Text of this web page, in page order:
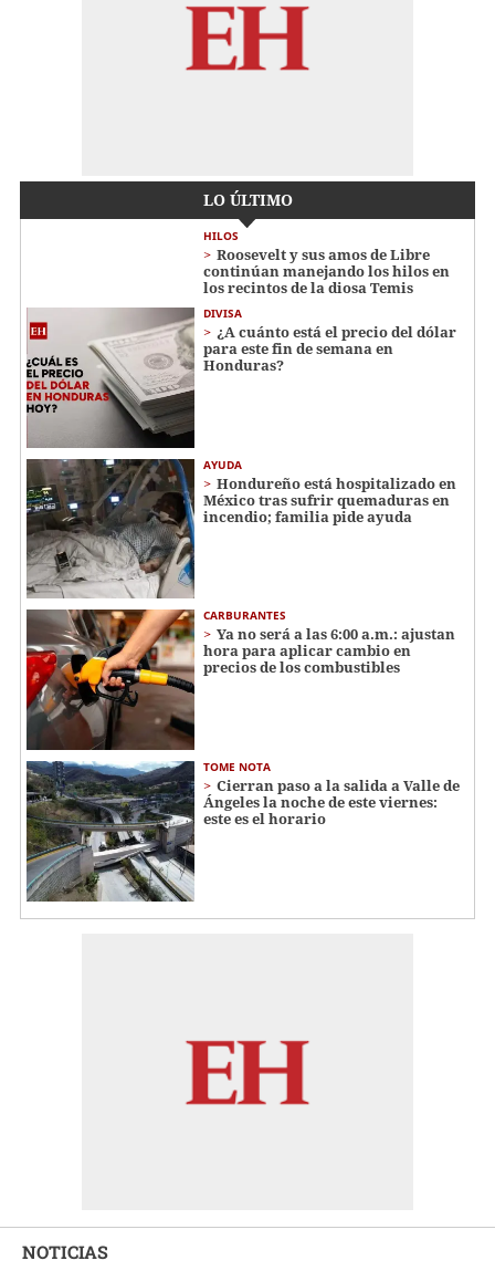
LO ÚLTIMO
HILOS
Roosevelt y sus amos de Libre
continúan manejando los hilos en
los recintos de la diosa Temis
DIVISA
¿A cuánto está el precio del dólar
para este fin de semana en
Honduras?
AYUDA
Hondureño está hospitalizado en
México tras sufrir quemaduras en
incendio; familia pide ayuda
CARBURANTES
Ya no será a las 6:00 a.m.: ajustan
hora para aplicar cambio en
precios de los combustibles
TOME NOTA
Cierran paso a la salida a Valle de
Ángeles la noche de este viernes:
este es el horario
NOTICIAS